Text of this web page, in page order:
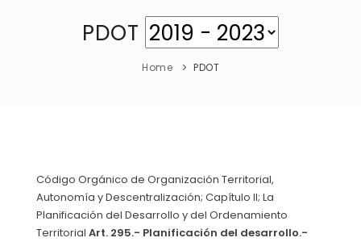
RESEÑA HISTÓRICA
Ubicación
Clima
Sesiones Extraordinarias
Resoluciones
CIUDADANÍA ACTIVA
Solicitud de acceso información pública
TURISMO
PDOT
Home PDOT
Código Orgánico de Organización Territorial,
Autonomía y Descentralización; Capítulo II; La
Planificación del Desarrollo y del Ordenamiento
Territorial Art. 295.- Planificación del desarrollo.-